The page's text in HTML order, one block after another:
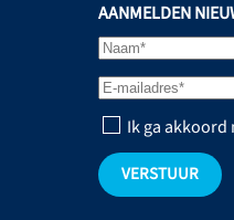
AANMELDEN
Ik ga
VERSTUUR